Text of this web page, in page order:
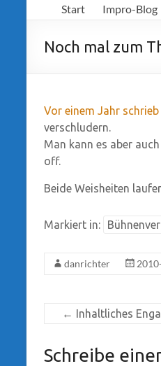
Richter
Start Impro-Blog
Noch mal zum
Vor einem Jahr schrieb
verschludern.
Man kann es aber
off.
Beide Weisheiten
Markiert in:
danrichter
← Inhaltliches
Schreibe